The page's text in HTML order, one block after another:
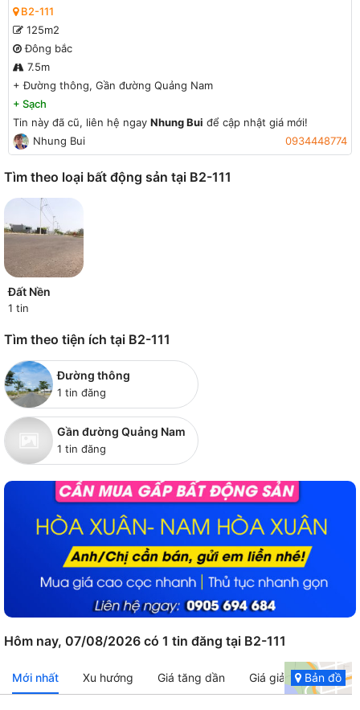
B2-111
125m2
Đông bắc
7.5m
+Đường thông, Gần đường Quảng Nam
+ Sạch
Tin này đã cũ, liên hệ ngay Nhung Bui để cập nhật giá mới!
Nhung Bui
0934448774
Tìm theo loại bất động sản tại B2-111
Đất Nền
1 tin
Tìm theo tiện ích tại B2-111
Đường thông
1 tin đăng
Gần đường Quảng Nam
1 tin đăng
Hôm nay, 07/08/2026 có 1 tin đăng tại B2-111
Mới nhất Xu hướng Giá tăng dần Giá giảm dầnBản đồ